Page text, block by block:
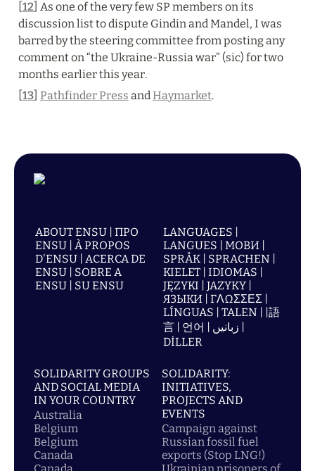
[12] As one of the very few SP members on its
discussion list to dispute Gindin and Mandel, I was
barred by the steering committee from posting any
comment on “the Ukraine-Russia war” (sic) for two
months earlier this year.
[13] Pathfinder Press and Haymarket.
ABOUT ENSU | ПРО
ENSU | À PROPOS
D'ENSU | ACERCA DE
ENSU | SOBRE A
ENSU | SU ENSU
LANGUAGES |
LANGUES | МОВИ |
SPRÅK | SPRACHEN |
KIELET | IDIOMAS |
JĘZYKI | JAZYKY |
ЯЗЫКИ | ΓΛΩΣΣΕΣ |
LÍNGUAS | TALEN | |語
言 | 언어 | زبانیں |
DİLLER
SOLIDARITY GROUPS
AND SOCIAL MEDIA
IN YOUR COUNTRY
Australia
Belgium
Belgium
Canada
SOLIDARITY:
INITIATIVES,
PROJECTS AND
EVENTS
Campaign against
Russian fossil fuel
exports (Stop LNG!)